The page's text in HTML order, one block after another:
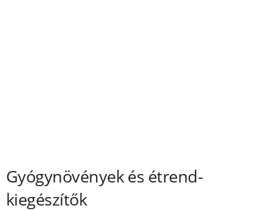
Gyógynövények és étrend-
kiegészítők